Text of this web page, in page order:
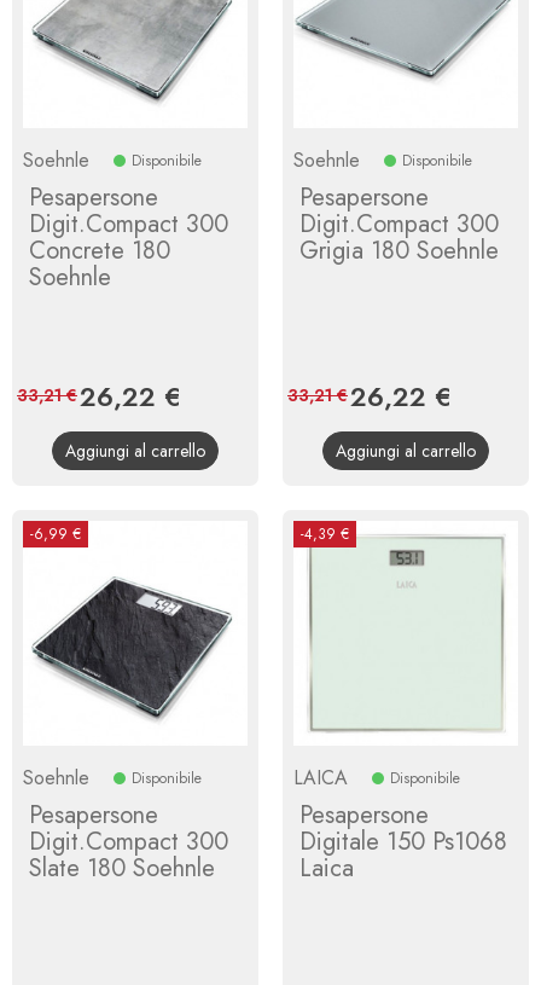
Soehnle Disponibile
Pesapersone
Digit.Compact 300
Concrete 180
Soehnle
Prezzo
26,22 €
base
33,21 €
Aggiungi al carrello
Soehnle Disponibile
Pesapersone
Digit.Compact 300
Grigia 180 Soehnle
Prezzo
26,22 €
base
33,21 €
Aggiungi al carrello
-6,99 €
Soehnle Disponibile
Pesapersone
Digit.Compact 300
Slate 180 Soehnle
-4,39 €
LAICA Disponibile
Pesapersone
Digitale 150 Ps1068
Laica